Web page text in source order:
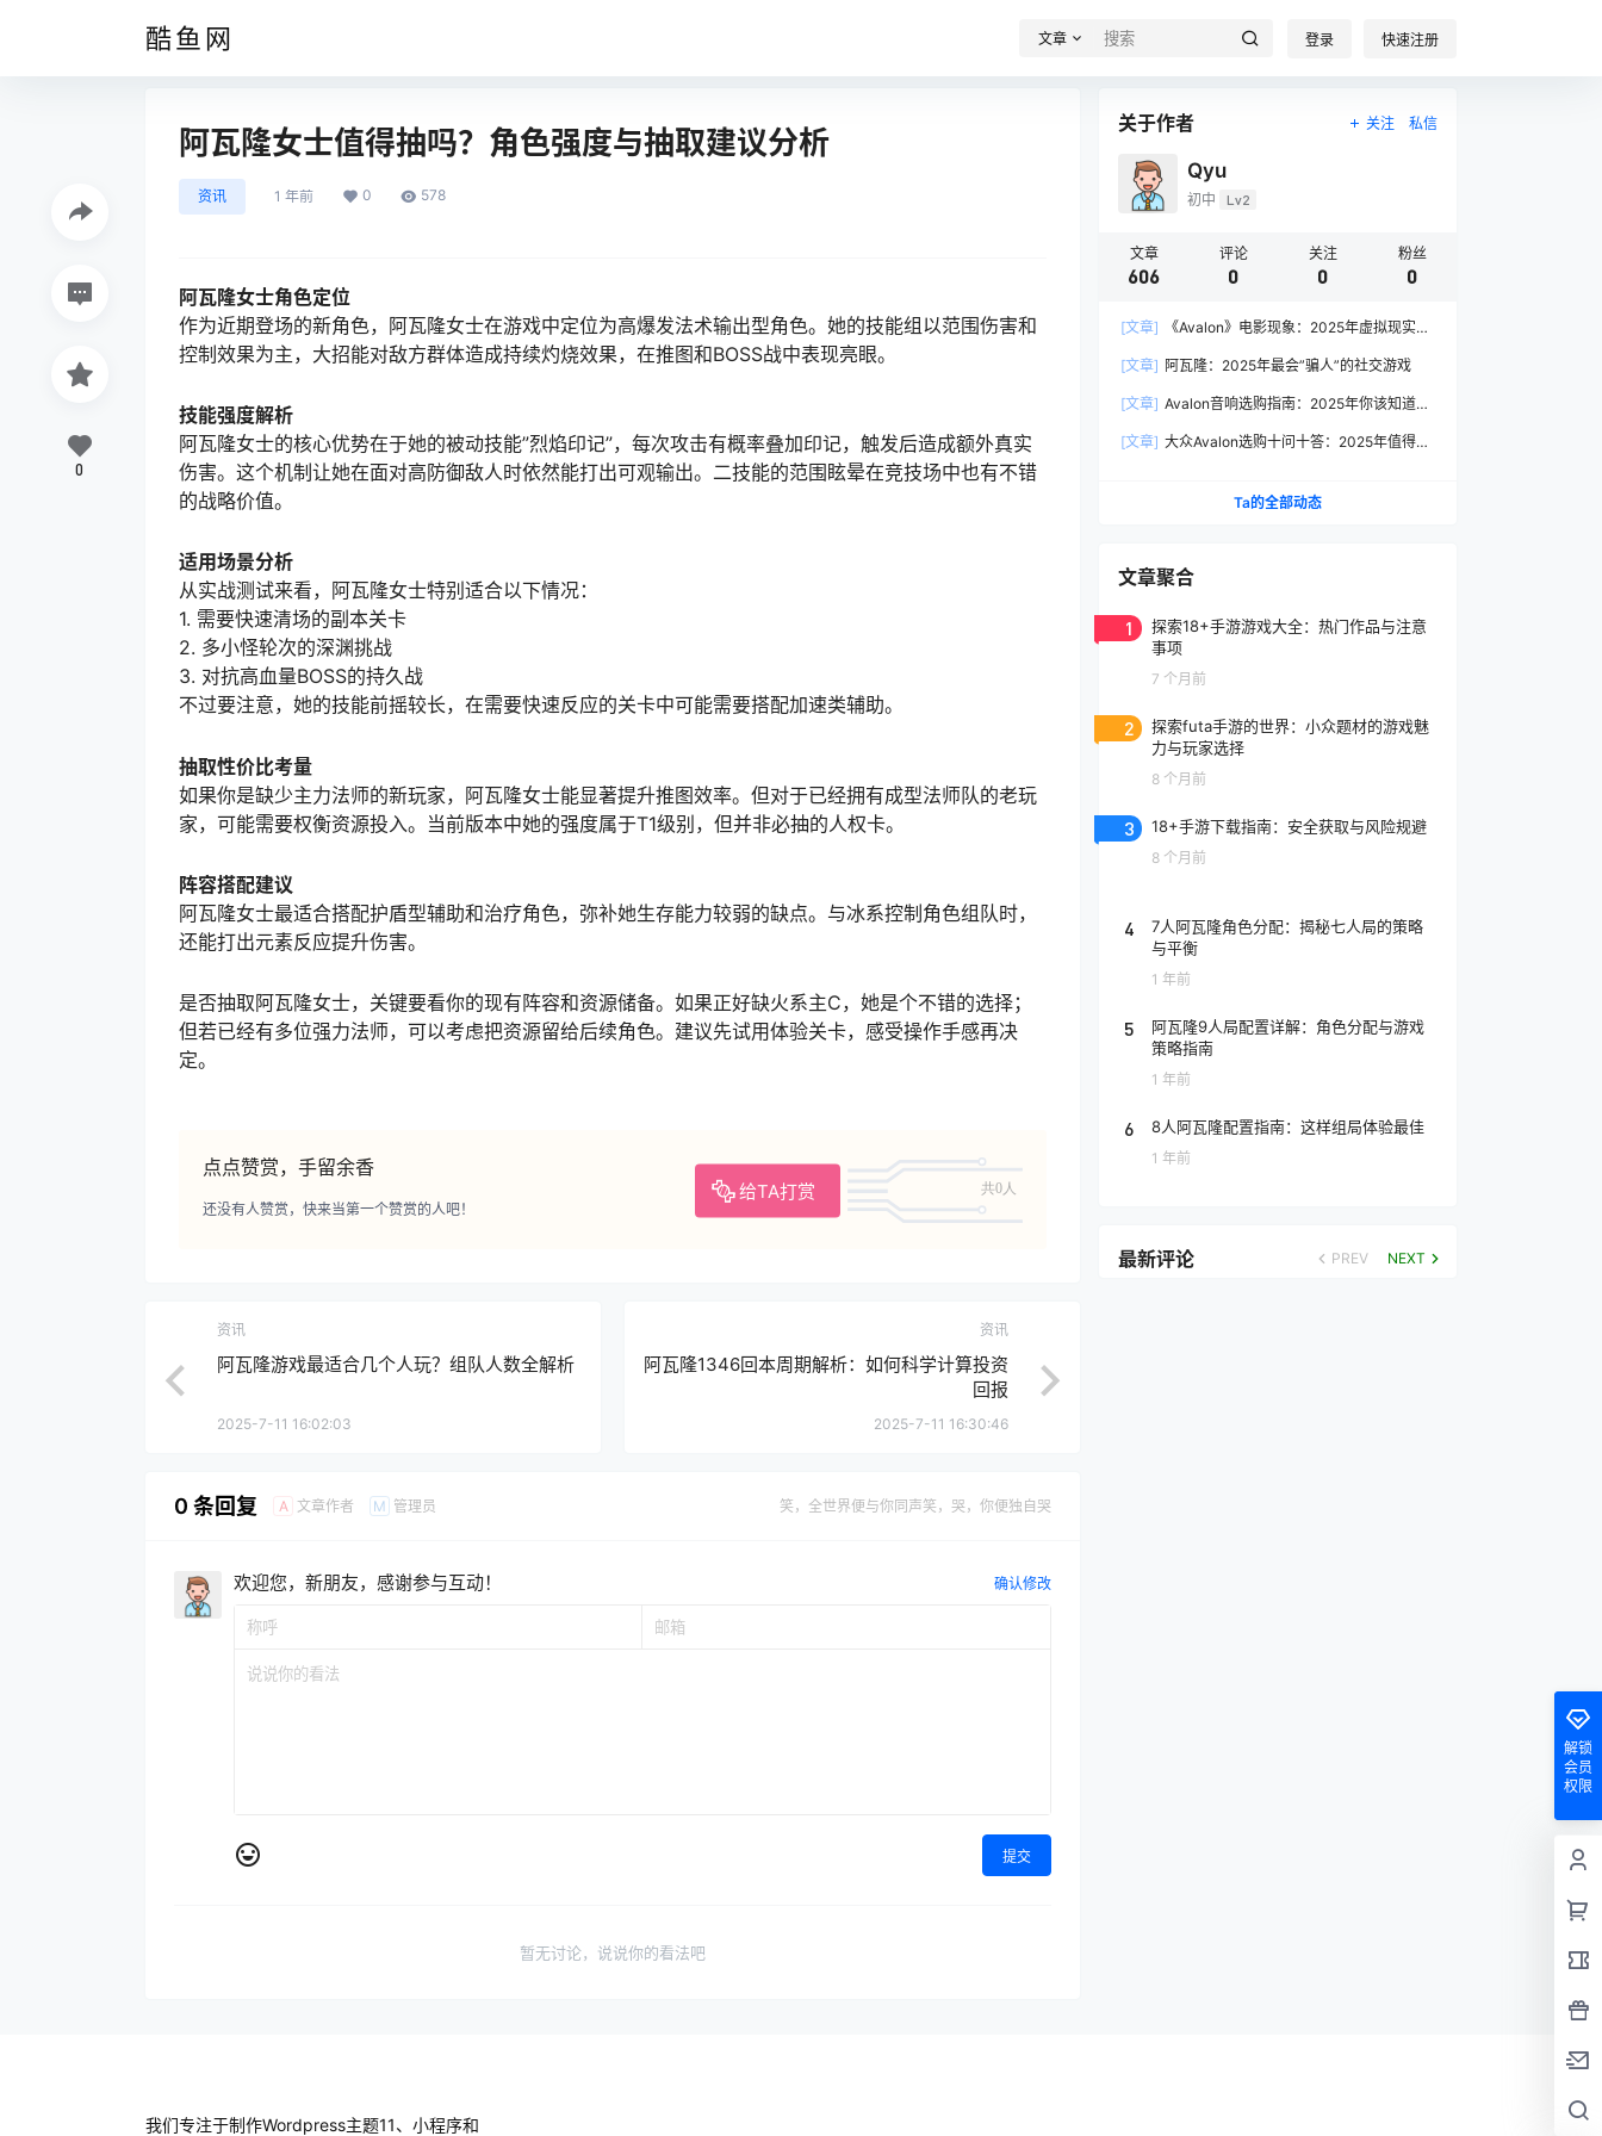
酷鱼网 文章 登录 快速注册
阿瓦隆女士值得抽吗？角色强度与抽取建议分析
资讯 1 年前 0 578
阿瓦隆女士角色定位
作为近期登场的新角色，阿瓦隆女士在游戏中定位为高爆发法术输出型角色。她的技能组以范围伤害和
控制效果为主，大招能对敌方群体造成持续灼烧效果，在推图和BOSS战中表现亮眼。
技能强度解析
阿瓦隆女士的核心优势在于她的被动技能”烈焰印记”，每次攻击有概率叠加印记，触发后造成额外真实
伤害。这个机制让她在面对高防御敌人时依然能打出可观输出。二技能的范围眩晕在竞技场中也有不错
的战略价值。
适用场景分析
从实战测试来看，阿瓦隆女士特别适合以下情况：
1. 需要快速清场的副本关卡
2. 多小怪轮次的深渊挑战
3. 对抗高血量BOSS的持久战
不过要注意，她的技能前摇较长，在需要快速反应的关卡中可能需要搭配加速类辅助。
抽取性价比考量
如果你是缺少主力法师的新玩家，阿瓦隆女士能显著提升推图效率。但对于已经拥有成型法师队的老玩
家，可能需要权衡资源投入。当前版本中她的强度属于T1级别，但并非必抽的人权卡。
阵容搭配建议
阿瓦隆女士最适合搭配护盾型辅助和治疗角色，弥补她生存能力较弱的缺点。与冰系控制角色组队时，
还能打出元素反应提升伤害。
是否抽取阿瓦隆女士，关键要看你的现有阵容和资源储备。如果正好缺火系主C，她是个不错的选择；
但若已经有多位强力法师，可以考虑把资源留给后续角色。建议先试用体验关卡，感受操作手感再决
定。
点点赞赏，手留余香
给TA打赏 共0人
还没有人赞赏，快来当第一个赞赏的人吧！
0
资讯
阿瓦隆游戏最适合几个人玩？组队人数全解析
2025-7-11 16:02:03
资讯
阿瓦隆1346回本周期解析：如何科学计算投资
回报
2025-7-11 16:30:46
0 条回复 A 文章作者 M 管理员 笑，全世界便与你同声笑，哭，你便独自哭
欢迎您，新朋友，感谢参与互动！ 确认修改
提交
暂无讨论，说说你的看法吧
关于作者 关注 私信
Qyu
初中 Lv2
文章
606
评论
0
关注
0
粉丝
0
[文章]
《Avalon》电影现象：2025年虚拟现实叙
[文章] 阿瓦隆：2025年最会”骗人”的社交游戏
[文章] Avalon音响选购指南：2025年你该知道的
[文章] 大众Avalon选购十问十答：2025年值得入
Ta的全部动态
文章聚合
1
探索18+手游游戏大全：热门作品与注意
事项
7 个月前
2
探索futa手游的世界：小众题材的游戏魅
力与玩家选择
8 个月前
3 18+手游下载指南：安全获取与风险规避
8 个月前
4
7人阿瓦隆角色分配：揭秘七人局的策略
与平衡
1 年前
5
阿瓦隆9人局配置详解：角色分配与游戏
策略指南
1 年前
6 8人阿瓦隆配置指南：这样组局体验最佳
1 年前
最新评论 PREV NEXT
解锁
会员
权限
我们专注于制作Wordpress主题11、小程序和